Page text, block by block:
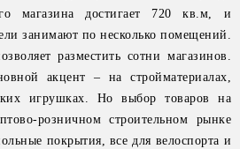
магазина достигает 720 кв.м, и
занимают по несколько помещений.
разместить сотни магазинов.
акцент – на стройматериалах,
игрушках. Но выбор товаров на
розничном строительном рынке
покрытия, все для велоспорта и